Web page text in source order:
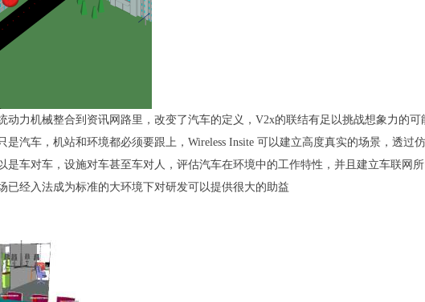
动力机械整合到资讯网路里，改变了汽车的定义，V2x的联结有足以挑战想象力的
是汽车，机站和环境都必须要跟上，Wireless Insite 可以建立高度真实的场景，透过
是车对车，设施对车甚至车对人，评估汽车在环境中的工作特性，并且建立车联网
已经入法成为标准的大环境下对研发可以提供很大的助益